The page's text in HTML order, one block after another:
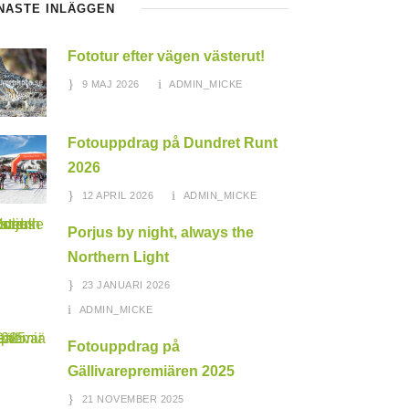
INLÄGGEN
Fototur efter vägen västerut!
9 MAJ 2026 ADMIN_MICKE
Fotouppdrag på Dundret Runt
2026
12 APRIL 2026 ADMIN_MICKE
Porjus by night, always the
Northern Light
23 JANUARI 2026
ADMIN_MICKE
Fotouppdrag på
Gällivarepremiären 2025
21 NOVEMBER 2025